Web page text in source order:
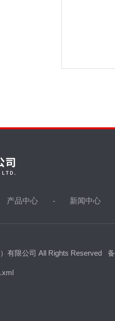
产品中心 新闻中心
有限公司 All Rights Reserved